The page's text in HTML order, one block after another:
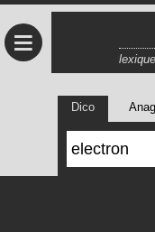
≡
Dico